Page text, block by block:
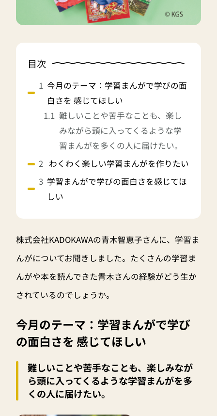
目次
今月のテーマ：学習まんがで学びの面
白さを 感じてほしい
難しいことや苦手なことも、楽し
みながら頭に入ってくるような学
習まんがを多くの人に届けたい。
わくわく楽しい学習まんがを作りたい
学習まんがで学びの面白さを感じてほ
しい
株式会社KADOKAWAの青木智恵子さんに、学習ま
んがについてお聞きしました。たくさんの学習ま
んがや本を読んできた青木さんの経験がどう生か
されているのでしょうか。
今月のテーマ：学習まんがで学び
の面白さを 感じてほしい
難しいことや苦手なことも、楽しみなが
ら頭に入ってくるような学習まんがを多
くの人に届けたい。